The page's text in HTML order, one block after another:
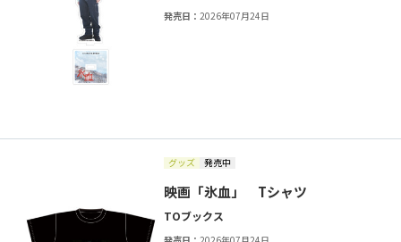
発売日：2026年07月24日
グッズ 発売中
映画「氷血」 Tシャツ
TOブックス